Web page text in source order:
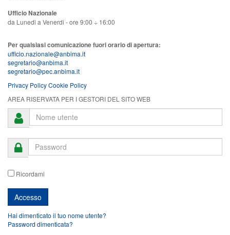
Ufficio Nazionale
da Lunedi a Venerdi - ore 9:00 ÷ 16:00
Per qualsiasi comunicazione fuori orario di apertura:
ufficio.nazionale@anbima.it
segretario@anbima.it
segretario@pec.anbima.it
Privacy PolicyCookie Policy
AREA RISERVATA PER I GESTORI DEL SITO WEB
Ricordami
Hai dimenticato il tuo nome utente?
Password dimenticata?